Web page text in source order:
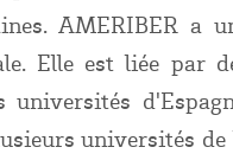
AMERIBER a
Elle est liée par
universités
universités de